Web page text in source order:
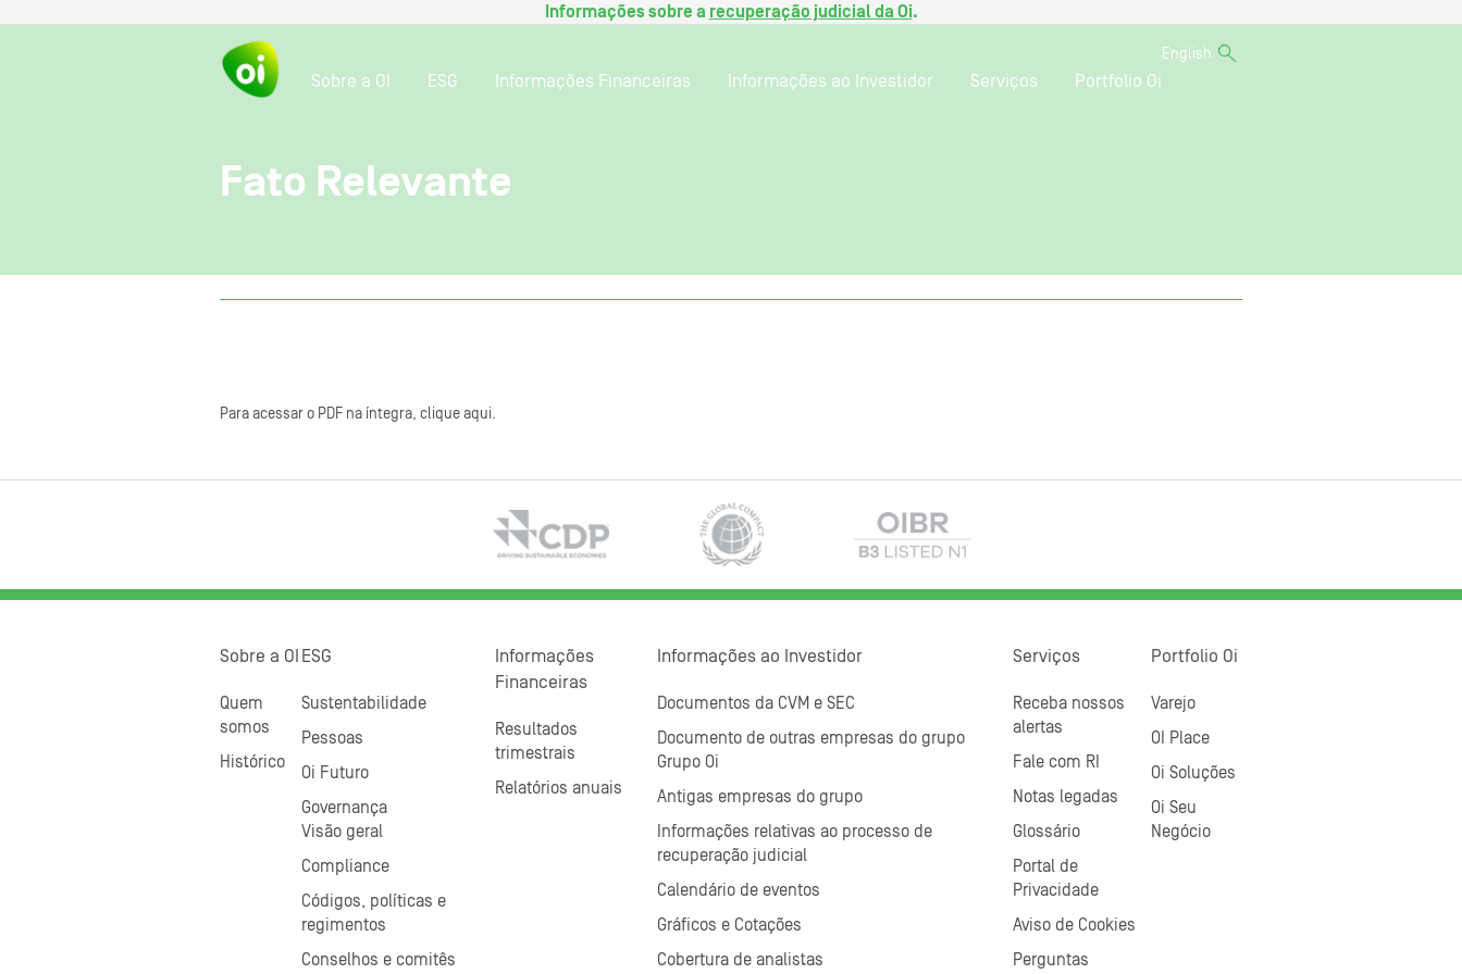
Informações sobre a recuperação judicial da Oi.
English
Sobre a OI ESG Informações Financeiras Informações ao Investidor Serviços Portfolio Oi
Fato Relevante
Para acessar o PDF na íntegra, clique aqui.
Sobre a OI
Quem
somos
Histórico
ESG
Sustentabilidade
Pessoas
Oi Futuro
Governança
Visão geral
Compliance
Códigos, políticas e
regimentos
Conselhos e comitês
Informações
Financeiras
Resultados
trimestrais
Relatórios anuais
Informações ao Investidor
Documentos da CVM e SEC
Documento de outras empresas do grupo
Grupo Oi
Antigas empresas do grupo
Informações relativas ao processo de
recuperação judicial
Calendário de eventos
Gráficos e Cotações
Cobertura de analistas
Serviços
Receba nossos
alertas
Fale com RI
Notas legadas
Glossário
Portal de
Privacidade
Aviso de Cookies
Perguntas
Portfolio Oi
Varejo
OI Place
Oi Soluções
Oi Seu
Negócio